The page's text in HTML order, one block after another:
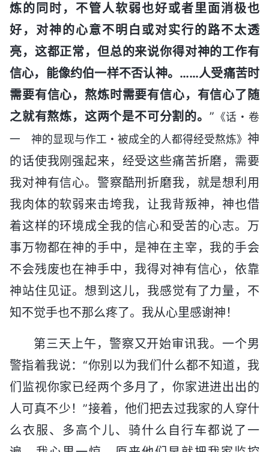
炼的同时，不管人软弱也好或者里面消极也
好，对神的心意不明白或对实行的路不太透
亮，这都正常，但总的来说你得对神的工作有
信心，能像约伯一样不否认神。……人受痛苦时
需要有信心，熬炼时需要有信心，有信心了随
之就有熬炼，这两个是不可分割的。 ” 《话・卷
一 神的显现与作工・被成全的人都得经受熬炼》 神
的话使我刚强起来，经受这些痛苦折磨，需要
我对神有信心。警察酷刑折磨我，就是想利用
我肉体的软弱来击垮我，让我背叛神，神也借
着这样的环境成全我的信心和受苦的心志。万
事万物都在神的手中，是神在主宰，我的手会
不会残废也在神手中，我得对神有信心，依靠
神站住见证。想到这儿，我感觉有了力量，不
知不觉手也不那么疼了。我从心里感谢神！
第三天上午，警察又开始审讯我。一个男
警指着我说：“你别以为我们什么都不知道，我
们监视你家已经两个多月了，你家进进出出的
人可真不少！”接着，他们把去过我家的人穿什
么衣服、多高个儿、骑什么自行车都说了一